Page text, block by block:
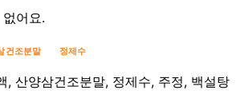
어요.
건조분말 정제수
, 산양삼건조분말, 정제수, 주정, 백설탕